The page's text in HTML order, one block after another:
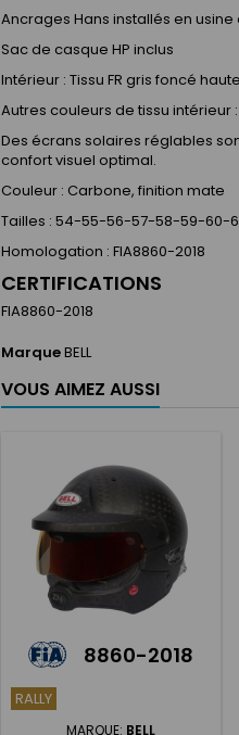
Ancrages Hans installés en
Sac de casque HP inclus
Intérieur : Tissu FR gris foncé
Autres couleurs de tissu
Des écrans solaires réglables
confort visuel optimal.
Couleur : Carbone, finition mate
Tailles : 54-55-56-57-58-59-60-
Homologation : FIA8860-2018
CERTIFICATIONS
FIA8860-2018
MarqueBELL
VOUS AIMEZ AUSSI
8860-2018
RALLY
MARQUE: BELL